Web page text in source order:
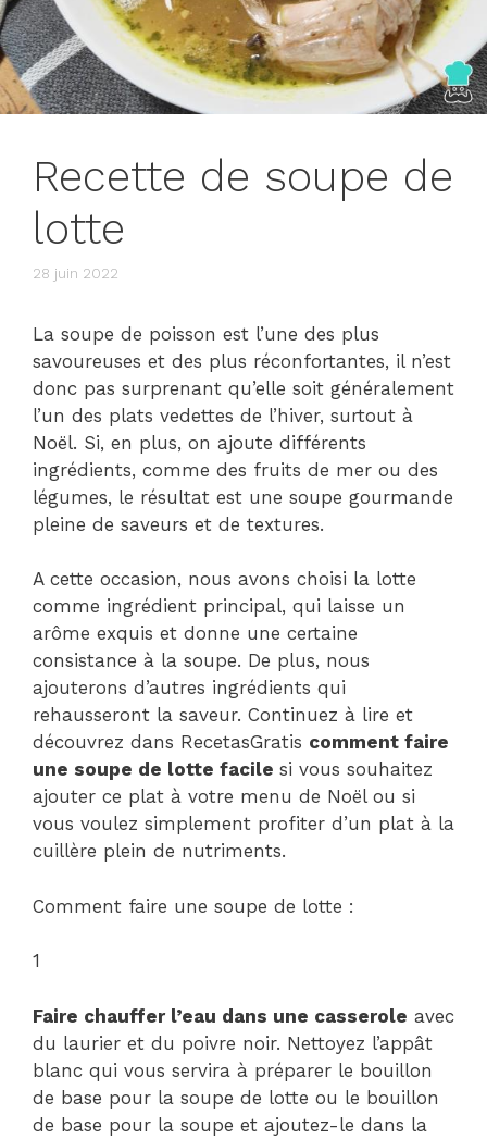
Recette de soupe de
lotte
28 juin 2022
La soupe de poisson est l’une des plus
savoureuses et des plus réconfortantes, il n’est
donc pas surprenant qu’elle soit généralement
l’un des plats vedettes de l’hiver, surtout à
Noël. Si, en plus, on ajoute différents
ingrédients, comme des fruits de mer ou des
légumes, le résultat est une soupe gourmande
pleine de saveurs et de textures.
A cette occasion, nous avons choisi la lotte
comme ingrédient principal, qui laisse un
arôme exquis et donne une certaine
consistance à la soupe. De plus, nous
ajouterons d’autres ingrédients qui
rehausseront la saveur. Continuez à lire et
découvrez dans RecetasGratis comment faire
une soupe de lotte facile si vous souhaitez
ajouter ce plat à votre menu de Noël ou si
vous voulez simplement profiter d’un plat à la
cuillère plein de nutriments.
Comment faire une soupe de lotte :
1
Faire chauffer l’eau dans une casserole avec
du laurier et du poivre noir. Nettoyez l’appât
blanc qui vous servira à préparer le bouillon
de base pour la soupe de lotte ou le bouillon
de base pour la soupe et ajoutez-le dans la